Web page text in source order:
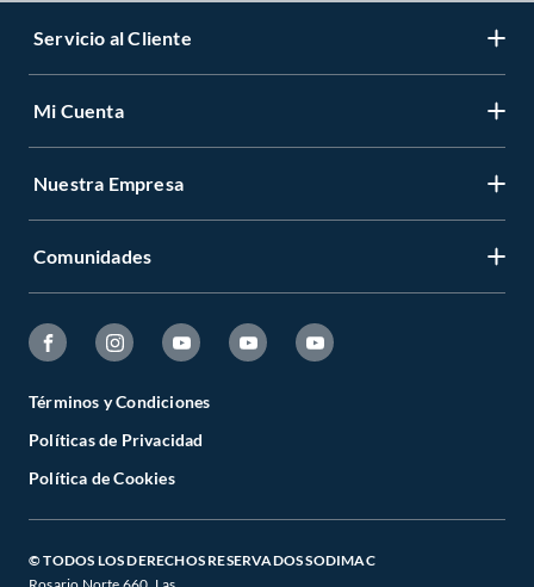
Servicio al Cliente
Mi Cuenta
Nuestra Empresa
Comunidades
Términos y Condiciones
Políticas de Privacidad
Política de Cookies
© TODOS LOS DERECHOS RESERVADOS SODIMAC